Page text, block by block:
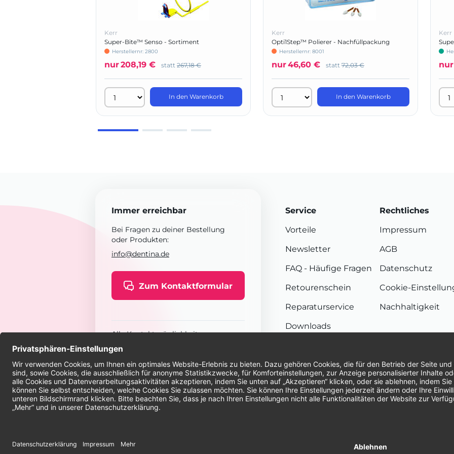
Kerr
Super-Bite™ Senso - Sortiment
Herstellernr: 2800
nur208,19 € statt 267,18 €
In den Warenkorb
Kerr
Opti1Step™ Polierer - Nachfüllpackung
Herstellernr: 8001
nur46,60 € statt 72,03 €
In den Warenkorb
Kerr
nur
Immer erreichbar
Bei Fragen zu deiner Bestellung
oder Produkten:
info@dentina.de
Zum Kontaktformular
Alle Kontaktmöglichkeiten
Service
Vorteile
Newsletter
FAQ - Häufige Fragen
Retourenschein
Reparaturservice
Downloads
Rechtliches
Impressum
AGB
Datenschutz
Cookie-
Nachhaltigkeit
© 2026 Dentina GmbH | Alle Rechte